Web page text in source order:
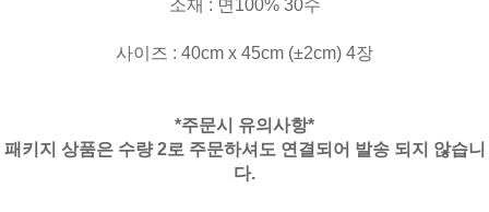
소재 : 면100% 30수
사이즈 : 40cm x 45cm (±2cm) 4장
*주문시 유의사항*
패키지 상품은 수량 2로 주문하셔도 연결되어 발송 되지 않습니
다.